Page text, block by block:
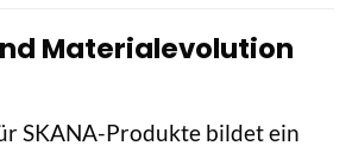
Materialevolution
SKANA-Produkte bildet ein